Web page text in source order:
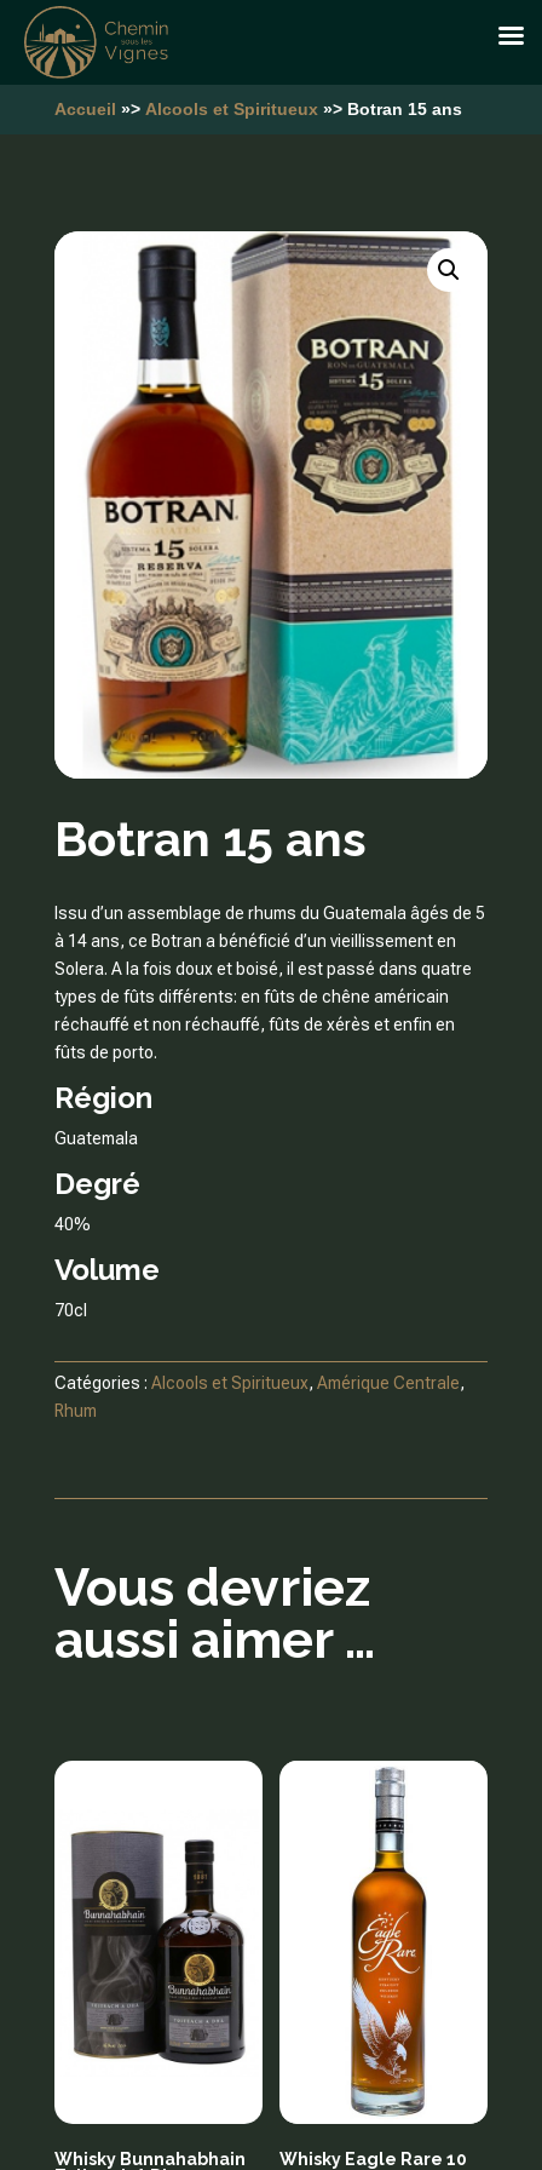
Accueil »> Alcools et Spiritueux»> Botran 15 ans
Botran 15 ans
Issu d’un assemblage de rhums du Guatemala âgés de 5
à 14 ans, ce Botran a bénéficié d’un vieillissement en
Solera. A la fois doux et boisé, il est passé dans quatre
types de fûts différents: en fûts de chêne américain
réchauffé et non réchauffé, fûts de xérès et enfin en
fûts de porto.
Région
Guatemala
Degré
40%
Volume
70cl
Catégories : Alcools et Spiritueux, Amérique Centrale,
Rhum
Vous devriez
aussi aimer …
Whisky Bunnahabhain
Whisky Eagle Rare 10